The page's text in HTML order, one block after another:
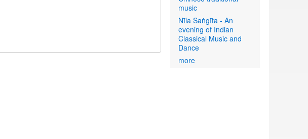
music
Nīla Saṅgīta - An
evening of Indian
Classical Music and
Dance
more